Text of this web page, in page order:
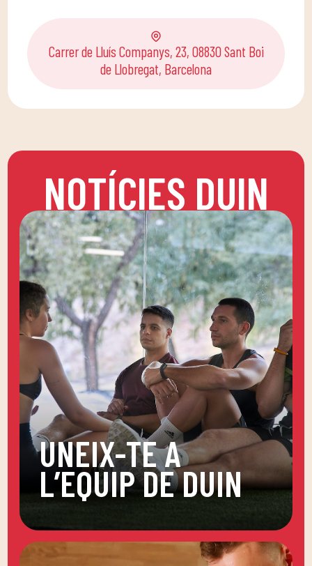
Carrer de Lluís Companys, 23, 08830 Sant Boi
de Llobregat, Barcelona
NOTÍCIES DUIN
UNEIX-TE A
L’EQUIP DE DUIN